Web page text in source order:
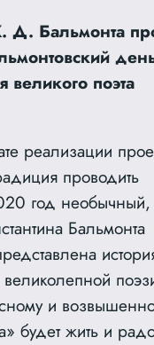
Бальмонта
поэта
реализации
проводить
год необычный,
Бальмонта
и
жить и